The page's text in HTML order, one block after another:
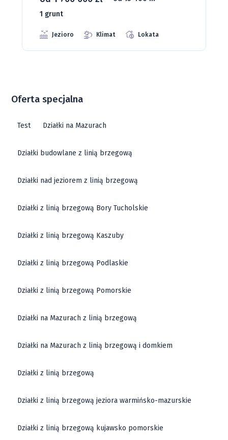
Oferta specjalna
Test Działki na Mazurach
Działki budowlane z linią brzegową
Działki nad jeziorem z linią brzegową
Działki z linią brzegową Bory Tucholskie
Działki z linią brzegową Kaszuby
Działki z linią brzegową Podlaskie
Działki z linią brzegową Pomorskie
Działki na Mazurach z linią brzegową
Działki na Mazurach z linią brzegową i domkiem
Działki z linią brzegową
Działki z linią brzegową jeziora warmińsko-mazurskie
Działki z linią brzegową kujawsko pomorskie